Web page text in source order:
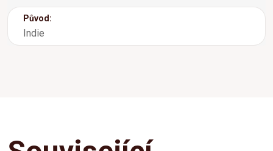
Původ:
Indie